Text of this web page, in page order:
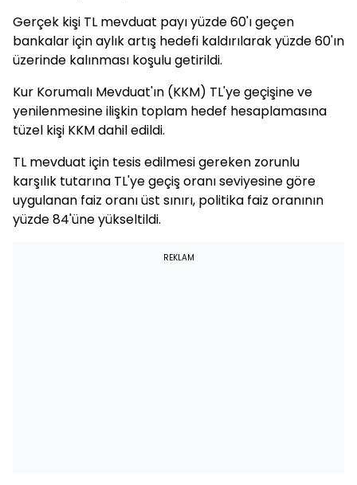
Gerçek kişi TL mevduat payı yüzde 60'ı geçen
bankalar için aylık artış hedefi kaldırılarak yüzde 60'ın
üzerinde kalınması koşulu getirildi.
Kur Korumalı Mevduat'ın (KKM) TL'ye geçişine ve
yenilenmesine ilişkin toplam hedef hesaplamasına
tüzel kişi KKM dahil edildi.
TL mevduat için tesis edilmesi gereken zorunlu
karşılık tutarına TL'ye geçiş oranı seviyesine göre
uygulanan faiz oranı üst sınırı, politika faiz oranının
yüzde 84'üne yükseltildi.
REKLAM